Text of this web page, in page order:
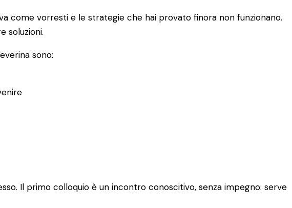
come vorresti e le strategie che hai provato finora non funzionano.
soluzioni.
sono:
Il primo colloquio è un incontro conoscitivo, senza impegno: serve